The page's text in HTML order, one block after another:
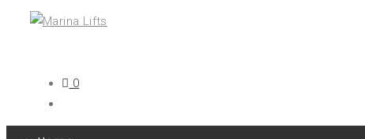
0